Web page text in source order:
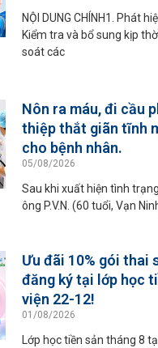
NỘI DUNG CHÍNH1. Phát
Kiểm tra và bổ sung kịp
soát các
Nôn ra máu, đi cầu
thiệp thắt giãn tĩnh
cho bệnh nhân.
05/08/2026
Sau khi xuất hiện tình
ông P.V.N. (60 tuổi, Vạn
Ưu đãi 10% gói thai
đăng ký tại lớp học
viện 22-12!
01/08/2026
Lớp học tiền sản tháng 8